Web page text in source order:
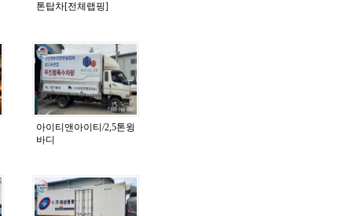
톤탑차[전체랩핑]
아이티앤아이티/2,5톤윙
바디